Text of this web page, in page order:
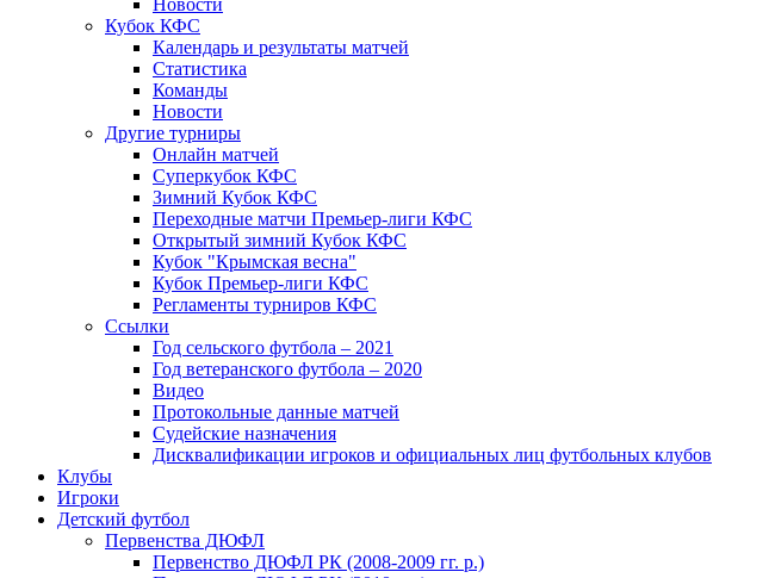
Новости
Кубок КФС
Календарь и результаты матчей
Статистика
Команды
Новости
Другие турниры
Онлайн матчей
Суперкубок КФС
Зимний Кубок КФС
Переходные матчи Премьер-лиги КФС
Открытый зимний Кубок КФС
Кубок "Крымская весна"
Кубок Премьер-лиги КФС
Регламенты турниров КФС
Ссылки
Год сельского футбола – 2021
Год ветеранского футбола – 2020
Видео
Протокольные данные матчей
Судейские назначения
Дисквалификации игроков и официальных лиц футбольных клубов
Клубы
Игроки
Детский футбол
Первенства ДЮФЛ
Первенство ДЮФЛ РК (2008-2009 гг. р.)